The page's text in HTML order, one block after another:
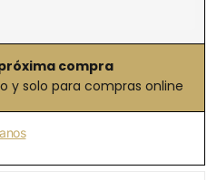
compra
y solo para compras online